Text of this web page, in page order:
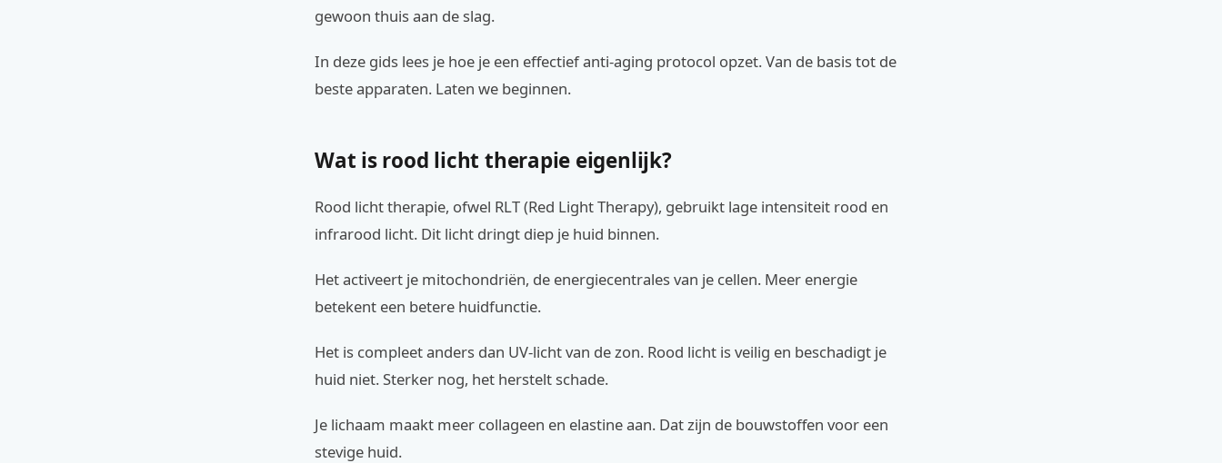
gewoon thuis aan de slag.
In deze gids lees je hoe je een effectief anti-aging protocol opzet. Van de basis tot de
beste apparaten. Laten we beginnen.
Wat is rood licht therapie eigenlijk?
Rood licht therapie, ofwel RLT (Red Light Therapy), gebruikt lage intensiteit rood en
infrarood licht. Dit licht dringt diep je huid binnen.
Het activeert je mitochondriën, de energiecentrales van je cellen. Meer energie
betekent een betere huidfunctie.
Het is compleet anders dan UV-licht van de zon. Rood licht is veilig en beschadigt je
huid niet. Sterker nog, het herstelt schade.
Je lichaam maakt meer collageen en elastine aan. Dat zijn de bouwstoffen voor een
stevige huid.